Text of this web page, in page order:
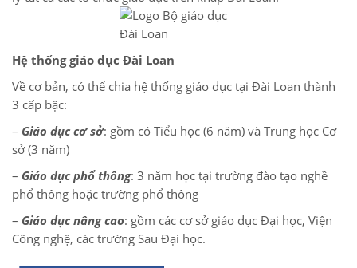
Hệ thống giáo dục Đài Loan
Về cơ bản, có thể chia hệ thống giáo dục tại Đài Loan thành
3 cấp bậc:
– Giáo dục cơ sở: gồm có Tiểu học (6 năm) và Trung học Cơ
sở (3 năm)
– Giáo dục phổ thông: 3 năm học tại trường đào tạo nghề
phổ thông hoặc trường phổ thông
– Giáo dục nâng cao: gồm các cơ sở giáo dục Đại học, Viện
Công nghệ, các trường Sau Đại học.